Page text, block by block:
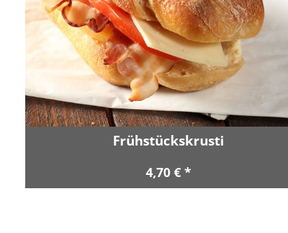
Frühstückskrusti
4,70 € *